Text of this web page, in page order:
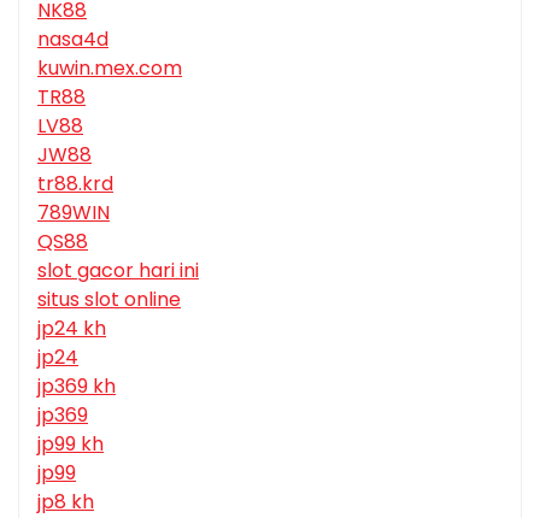
NK88
nasa4d
kuwin.mex.com
TR88
LV88
JW88
tr88.krd
789WIN
QS88
slot gacor hari ini
situs slot online
jp24 kh
jp24
jp369 kh
jp369
jp99 kh
jp99
jp8 kh